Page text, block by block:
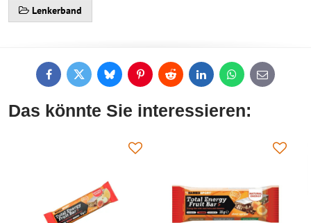
Lenkerband
FacebookTwitterBlueskyPinterestReddit LinkedInWhatsApp
E-
mail
Das könnte Sie interessieren: